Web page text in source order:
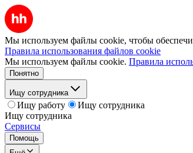
Мы используем файлы cookie, чтобы
Правила использования файлов cookie
Мы используем файлы cookie. Правила
Понятно
Ищу сотрудника
Ищу работу
Ищу сотрудника
Ищу сотрудника
Сервисы
Помощь